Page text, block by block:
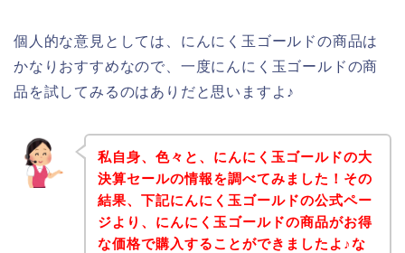
個人的な意見としては、にんにく玉ゴールドの商品は
かなりおすすめなので、一度にんにく玉ゴールドの商
品を試してみるのはありだと思いますよ♪
私自身、色々と、にんにく玉ゴールドの大
決算セールの情報を調べてみました！その
結果、下記にんにく玉ゴールドの公式ペー
ジより、にんにく玉ゴールドの商品がお得
な価格で購入することができましたよ♪な